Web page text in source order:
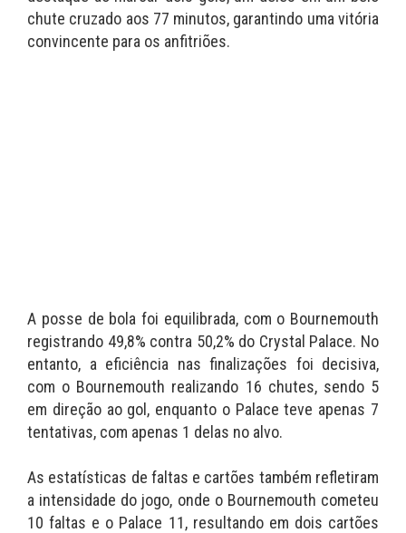
chute cruzado aos 77 minutos, garantindo uma vitória
convincente para os anfitriões.
A posse de bola foi equilibrada, com o Bournemouth
registrando 49,8% contra 50,2% do Crystal Palace. No
entanto, a eficiência nas finalizações foi decisiva,
com o Bournemouth realizando 16 chutes, sendo 5
em direção ao gol, enquanto o Palace teve apenas 7
tentativas, com apenas 1 delas no alvo.
As estatísticas de faltas e cartões também refletiram
a intensidade do jogo, onde o Bournemouth cometeu
10 faltas e o Palace 11, resultando em dois cartões